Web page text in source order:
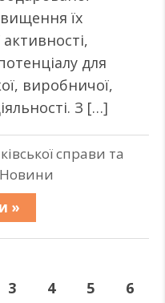
їх
для
виробничої,
З […]
справи та
Новини
»
3 4 5
6